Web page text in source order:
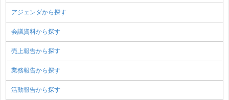
アジェンダから探す
会議資料から探す
売上報告から探す
業務報告から探す
活動報告から探す